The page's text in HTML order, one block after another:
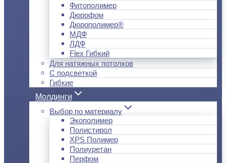
Фитополимер
Дюрофом
Дюрополимер®
МДФ
ЛДФ
Flex Гибкий
Для натяжных потолков
С подсветкой
Гибкие
Молдинги
Выбор по материалу
Экополимер
Полистирол
XPS Полимер
Полиуретан
Перфом